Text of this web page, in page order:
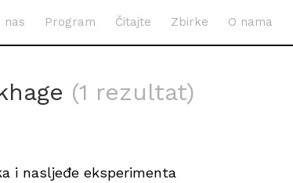
nas Program Čitajte Zbirke O nama
(1 rezultat)
i nasljeđe eksperimenta